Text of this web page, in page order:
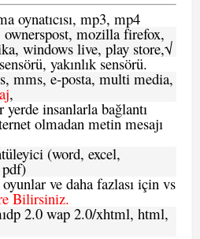
oynatıcısı, mp3, mp4
ownerspost, mozilla firefox,
windows live, play store,√
yakınlık sensörü.
mms, e-posta, multi media,
,
yerde insanlarla bağlantı
olmadan metin mesajı
(word, excel,
ve daha fazlası için vs
Bilirsiniz.
2.0 wap 2.0/xhtml, html,